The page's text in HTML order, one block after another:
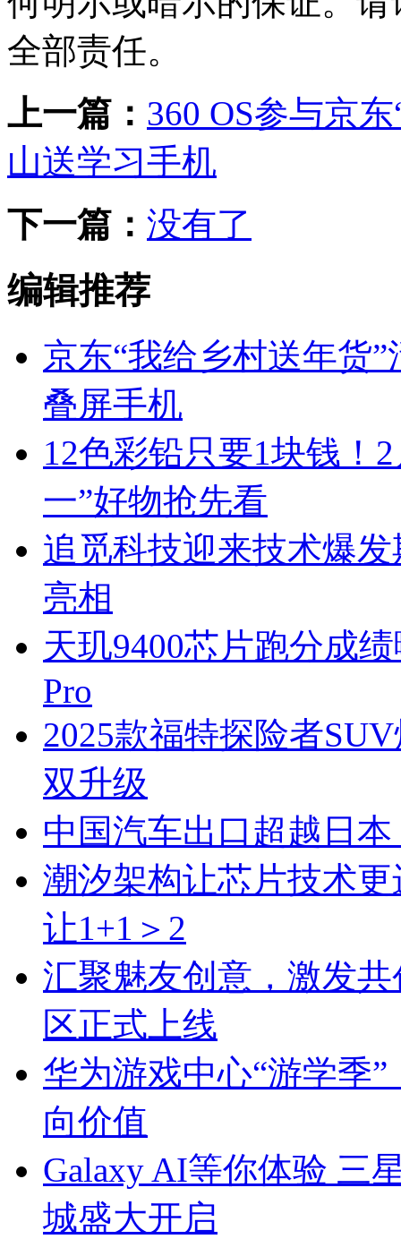
全部责任。
上一篇： 360 OS参与京
山送学习手机
下一篇： 没有了
编辑推荐
京东“我给乡村送年货
叠屏手机
12色彩铅只要1块钱！
一”好物抢先看
追觅科技迎来技术爆
亮相
天玑9400芯片跑分成
Pro
2025款福特探险者
双升级
中国汽车出口超越日
潮汐架构让芯片技术
让1+1＞2
汇聚魅友创意，激发共
区正式上线
华为游戏中心“游学季
向价值
Galaxy AI等你体验 三
城盛大开启